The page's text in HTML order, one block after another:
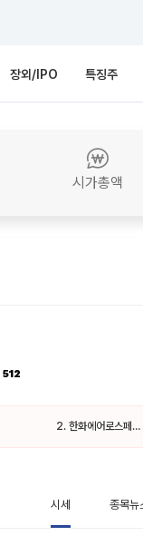
장외/IPO 특징주
시가총액
512
2. 한화에어로스페이스
시세 종목뉴